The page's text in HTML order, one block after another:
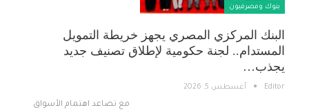
بنوك ومصرفيون
البنك المركزي المصري يجهز خريطة التمويل
المستدام.. لجنة حكومية لإطلاق تصنيف جديد
يجذب…
Editor أغسطس 5, 2026
مع تصاعد اهتمام الأسواق